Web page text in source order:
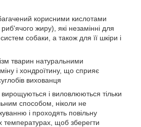
корисними кислотами
жиру), які незамінні для
собаки, а також для її шкіри і
тварин натуральними
і хондроїтину, що сприяє
вихованця
вирощуються і виловлюються тільки
способом, ніколи не
і проходять повільну
температурах, щоб зберегти